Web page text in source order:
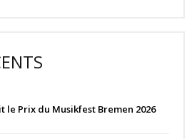
le Prix du Musikfest Bremen 2026